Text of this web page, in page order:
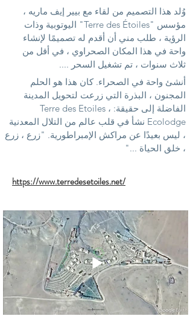
وُلد هذا التصميم من لقاء مع بيير إيف ماريه ،
مؤسس "Terre des Étoiles" اليوتوبية وذات
الرؤية ، طلب مني أن أقدم له تصميمًا لإنشاء
واحة في هذا المكان الصحراوي ، في أقل من
ثلاث سنوات ، تم تشغيل السحر ....
أنشئ واحة في الصحراء. كان هذا هو الحلم
المجنون ، البذرة التي زرعت لتحويل المدينة
الفاضلة إلى حقيقة: Terre des Etoiles ،
Ecolodge نشأ في قلب عالم من التلال المعدنية
، ليس بعيدًا عن مراكش الإمبراطورية. "زرع ، زرع
، خلق الحياة ..."
https://www.terredesetoiles.net/